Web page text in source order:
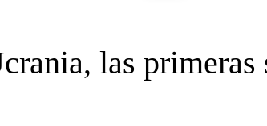
las primeras